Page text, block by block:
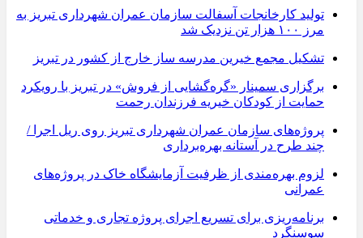
تولید کارخانجات آسفالت سازمان عمران شهرداری تبریز به
مرز ۱۰۰ هزار تن نزدیک شد
تشکیل مجمع خیرین مدرسه ‌ساز خارج از کشور در تبریز
برگزاری سمینار «گره‌گشایی از فروش» در تبریز با رویکرد
حمایت از کودکان خیریه فرزندان رحمت
پروژه‌های سازمان عمران شهرداری تبریز روی ریل اجرا /
چند طرح در آستانه بهره‌برداری
لزوم بهره‌مندی از ظرفیت آزمایشگاه خاک در پروژه‌های
عمرانی
برنامه‌ریزی برای تسریع اجرای پروژه تجاری و خدماتی
سوسنگرد